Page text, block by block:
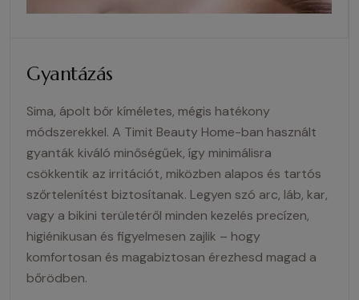
Gyantázás
Sima, ápolt bőr kíméletes, mégis hatékony
módszerekkel. A Timit Beauty Home-ban használt
gyanták kiváló minőségűek, így minimálisra
csökkentik az irritációt, miközben alapos és tartós
szőrtelenítést biztosítanak. Legyen szó arc, láb, kar,
vagy a bikini területéről minden kezelés precízen,
higiénikusan és figyelmesen zajlik – hogy
komfortosan és magabiztosan érezhesd magad a
bőrödben.